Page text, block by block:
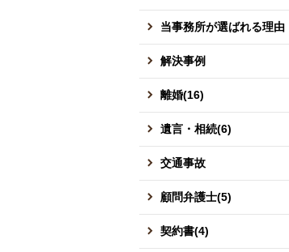
当事務所が選ばれる理由
解決事例
離婚(16)
遺言・相続(6)
交通事故
顧問弁護士(5)
契約書(4)